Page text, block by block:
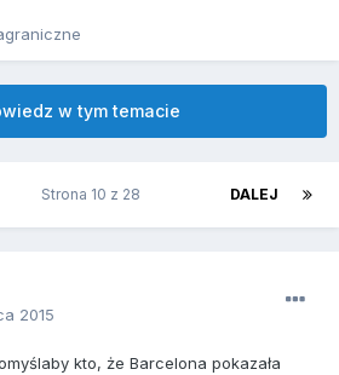
w tym temacie
DALEJ
Strona 10 z 28
2015
kto, że Barcelona pokazała